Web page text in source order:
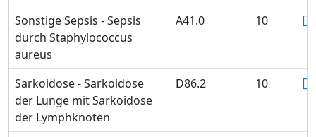
Sonstige Sepsis - Sepsis
durch Staphylococcus
aureus
A41.0 10
Sarkoidose - Sarkoidose
der Lunge mit Sarkoidose
der Lymphknoten
D86.2 10